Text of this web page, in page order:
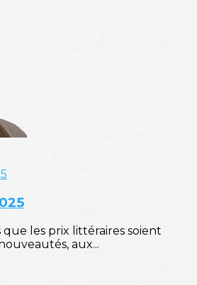
que les prix littéraires soient
aux...